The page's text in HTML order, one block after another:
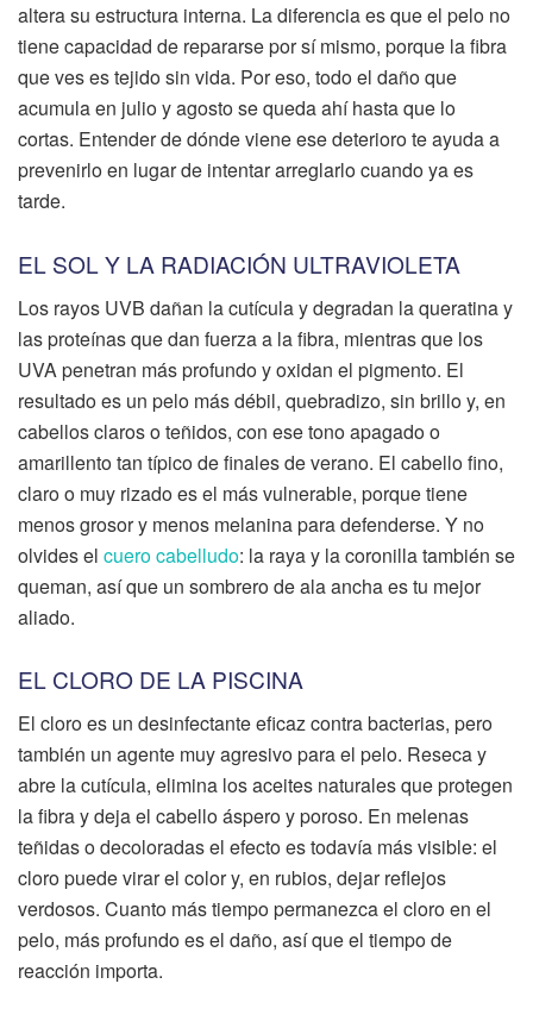
altera su estructura interna. La diferencia es que el pelo no
tiene capacidad de repararse por sí mismo, porque la fibra
que ves es tejido sin vida. Por eso, todo el daño que
acumula en julio y agosto se queda ahí hasta que lo
cortas. Entender de dónde viene ese deterioro te ayuda a
prevenirlo en lugar de intentar arreglarlo cuando ya es
tarde.
EL SOL Y LA RADIACIÓN ULTRAVIOLETA
Los rayos UVB dañan la cutícula y degradan la queratina y
las proteínas que dan fuerza a la fibra, mientras que los
UVA penetran más profundo y oxidan el pigmento. El
resultado es un pelo más débil, quebradizo, sin brillo y, en
cabellos claros o teñidos, con ese tono apagado o
amarillento tan típico de finales de verano. El cabello fino,
claro o muy rizado es el más vulnerable, porque tiene
menos grosor y menos melanina para defenderse. Y no
olvides el cuero cabelludo: la raya y la coronilla también se
queman, así que un sombrero de ala ancha es tu mejor
aliado.
EL CLORO DE LA PISCINA
El cloro es un desinfectante eficaz contra bacterias, pero
también un agente muy agresivo para el pelo. Reseca y
abre la cutícula, elimina los aceites naturales que protegen
la fibra y deja el cabello áspero y poroso. En melenas
teñidas o decoloradas el efecto es todavía más visible: el
cloro puede virar el color y, en rubios, dejar reflejos
verdosos. Cuanto más tiempo permanezca el cloro en el
pelo, más profundo es el daño, así que el tiempo de
reacción importa.